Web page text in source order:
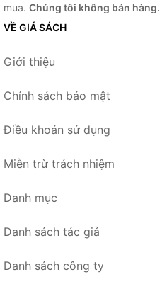
mua. Chúng tôi không bán hàng.
VỀ GIÁ SÁCH
Giới thiệu
Chính sách bảo mật
Điều khoản sử dụng
Miễn trừ trách nhiệm
Danh mục
Danh sách tác giả
Danh sách công ty